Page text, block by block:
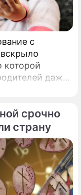
с
которой
даже
ребенку
срочно
страну